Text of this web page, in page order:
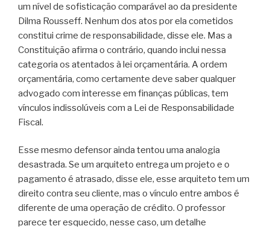
um nível de sofisticação comparável ao da presidente
Dilma Rousseff. Nenhum dos atos por ela cometidos
constitui crime de responsabilidade, disse ele. Mas a
Constituição afirma o contrário, quando inclui nessa
categoria os atentados à lei orçamentária. A ordem
orçamentária, como certamente deve saber qualquer
advogado com interesse em finanças públicas, tem
vínculos indissolúveis com a Lei de Responsabilidade
Fiscal.
Esse mesmo defensor ainda tentou uma analogia
desastrada. Se um arquiteto entrega um projeto e o
pagamento é atrasado, disse ele, esse arquiteto tem um
direito contra seu cliente, mas o vínculo entre ambos é
diferente de uma operação de crédito. O professor
parece ter esquecido, nesse caso, um detalhe